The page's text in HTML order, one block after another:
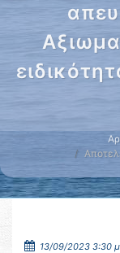
13/09/2023 3:30